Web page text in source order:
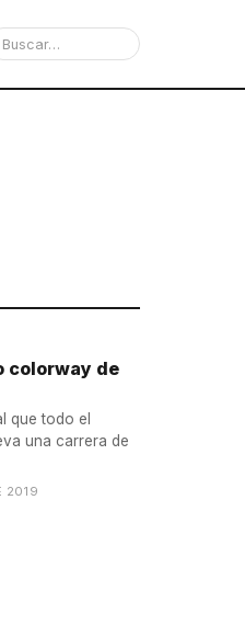
colorway de
que todo el
una carrera de
2019